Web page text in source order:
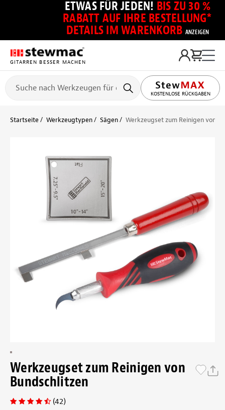
ETWAS FÜR JEDEN! BIS ZU 30 %
RABATT AUF IHRE BESTELLUNG*
DETAILS IM WARENKORB ANZEIGEN
GITARREN BESSER MACHEN
KOSTENLOSE RÜCKGABEN
Startseite Werkzeugtypen Sägen Werkzeugset zum Reinigen von
Werkzeugset zum Reinigen von
Bundschlitzen
(42)